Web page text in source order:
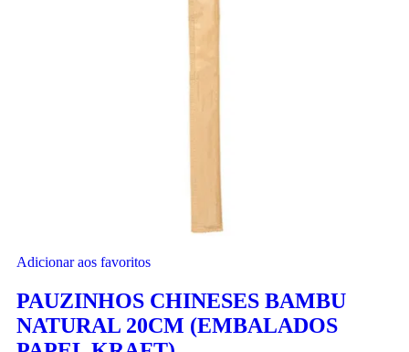
Adicionar aos favoritos
PAUZINHOS CHINESES BAMBU
NATURAL 20CM (EMBALADOS